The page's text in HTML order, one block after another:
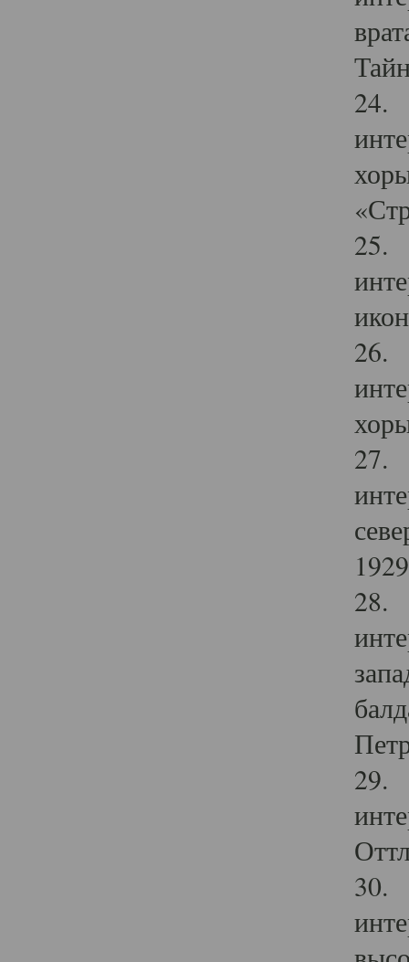
24.
25.
26.
27.
28.
29.
30.